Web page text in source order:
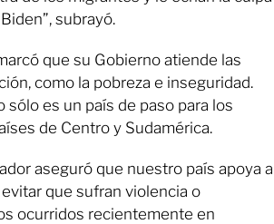
subrayó.
que su Gobierno atiende las
como la pobreza e inseguridad.
sólo es un país de paso para los
de Centro y Sudamérica.
aseguró que nuestro país apoya a
que sufran violencia o
ocurridos recientemente en